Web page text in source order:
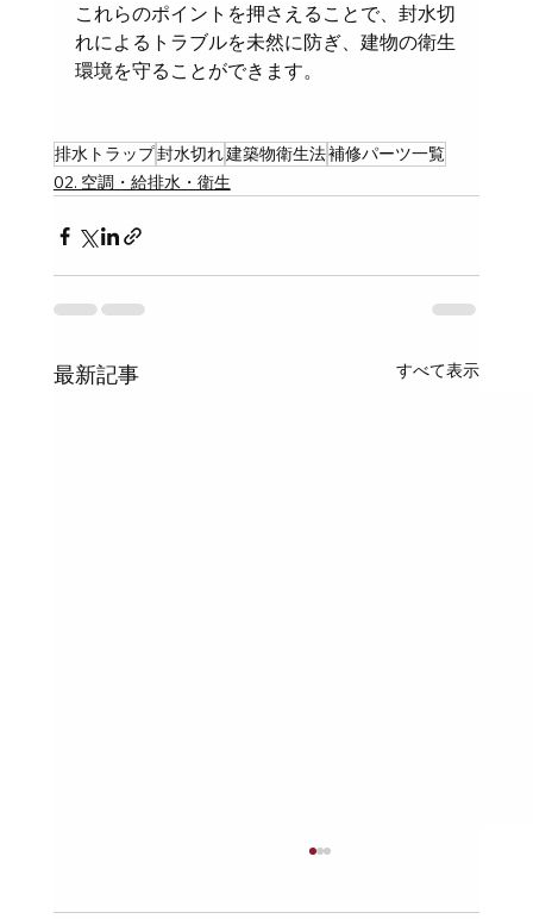
これらのポイントを押さえることで、封水切
れによるトラブルを未然に防ぎ、建物の衛生
環境を守ることができます。
排水トラップ封水切れ建築物衛生法補修パーツ一覧
02. 空調・給排水・衛生
最新記事 すべて表示